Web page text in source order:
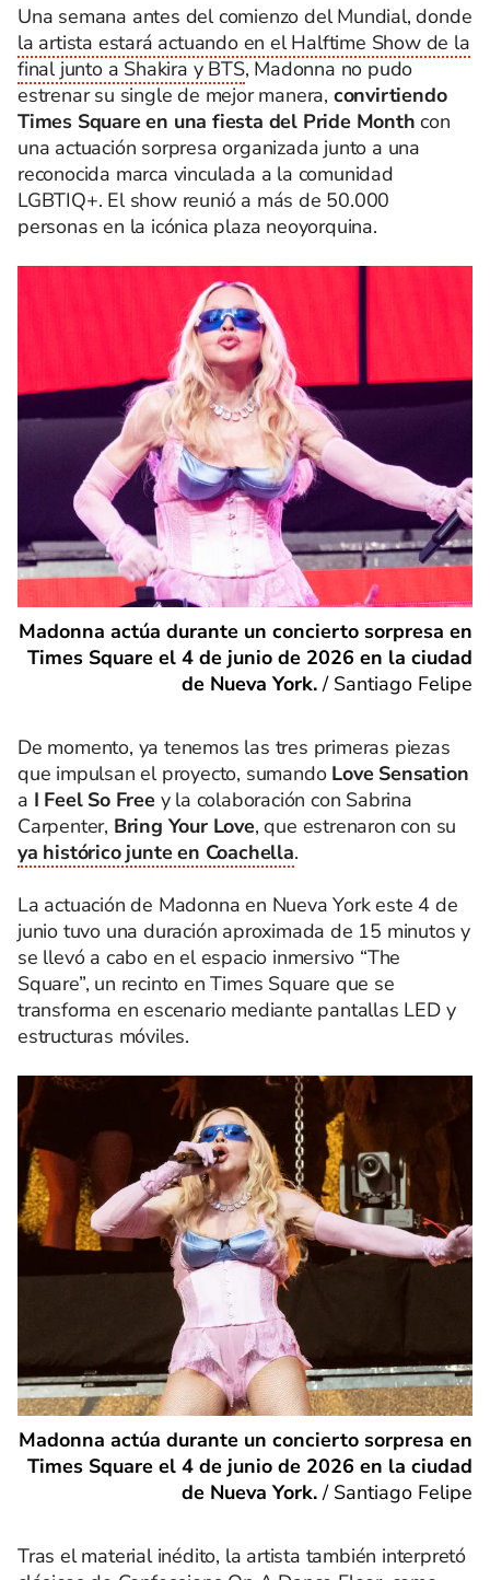
Una semana antes del comienzo del Mundial, donde
la artista estará actuando en el Halftime Show de la
final junto a Shakira y BTS, Madonna no pudo
estrenar su single de mejor manera, convirtiendo
Times Square en una fiesta del Pride Month con
una actuación sorpresa organizada junto a una
reconocida marca vinculada a la comunidad
LGBTIQ+. El show reunió a más de 50.000
personas en la icónica plaza neoyorquina.
Madonna actúa durante un concierto sorpresa en
Times Square el 4 de junio de 2026 en la ciudad
de Nueva York. / Santiago Felipe
De momento, ya tenemos las tres primeras piezas
que impulsan el proyecto, sumando Love Sensation
a I Feel So Free y la colaboración con Sabrina
Carpenter, Bring Your Love, que estrenaron con su
ya histórico junte en Coachella.
La actuación de Madonna en Nueva York este 4 de
junio tuvo una duración aproximada de 15 minutos y
se llevó a cabo en el espacio inmersivo “The
Square”, un recinto en Times Square que se
transforma en escenario mediante pantallas LED y
estructuras móviles.
Madonna actúa durante un concierto sorpresa en
Times Square el 4 de junio de 2026 en la ciudad
de Nueva York./ Santiago Felipe
Tras el material inédito, la artista también interpretó